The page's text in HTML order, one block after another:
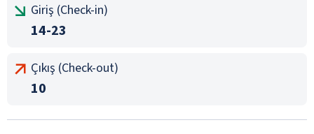
Giriş (Check-in)
14-23
Çıkış (Check-out)
10